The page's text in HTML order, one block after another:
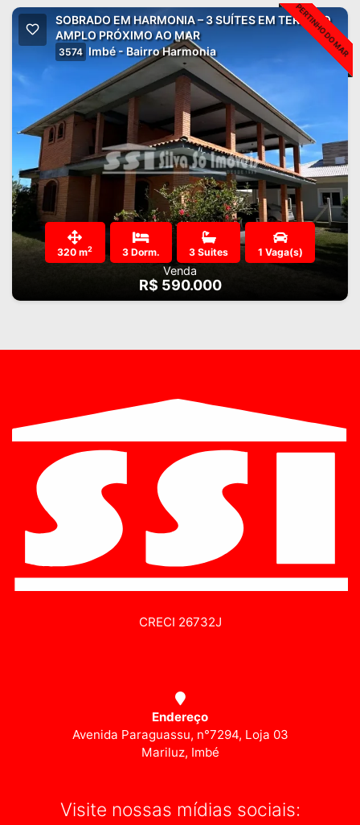
PERTINHO DO MAR
SOBRADO EM HARMONIA – 3 SUÍTES EM TERRENO
AMPLO PRÓXIMO AO MAR
3574 Imbé - Bairro Harmonia
320 m2 3 Dorm. 3 Suites 1 Vaga(s)
Venda
R$ 590.000
CRECI 26732J
Endereço
Avenida Paraguassu, n°7294, Loja 03
Mariluz, Imbé
Visite nossas mídias sociais: